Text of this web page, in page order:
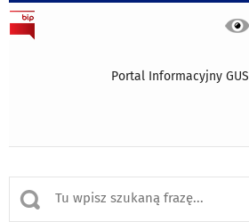
Portal Informacyjny GUS